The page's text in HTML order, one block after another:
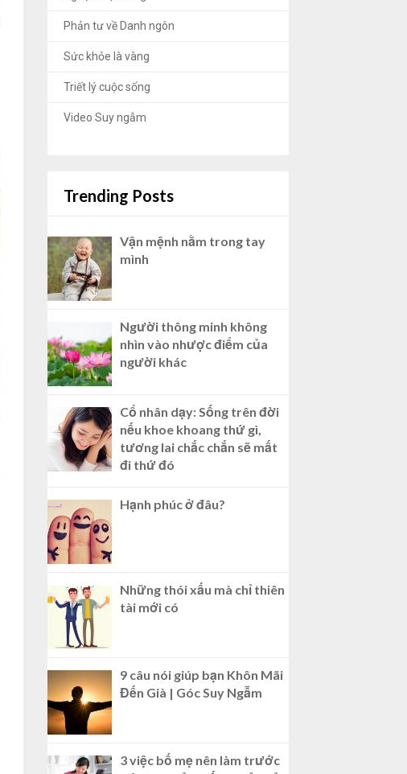
Phản tư về Danh ngôn
Sức khỏe là vàng
Triết lý cuộc sống
Video Suy ngẫm
Trending Posts
Vận mệnh nằm trong tay
mình
Người thông minh không
nhìn vào nhược điểm của
người khác
Cổ nhân dạy: Sống trên đời
nếu khoe khoang thứ gì,
tương lai chắc chắn sẽ mất
đi thứ đó
Hạnh phúc ở đâu?
Những thói xấu mà chỉ thiên
tài mới có
9 câu nói giúp bạn Khôn Mãi
Đến Già | Góc Suy Ngẫm
3 việc bố mẹ nên làm trước